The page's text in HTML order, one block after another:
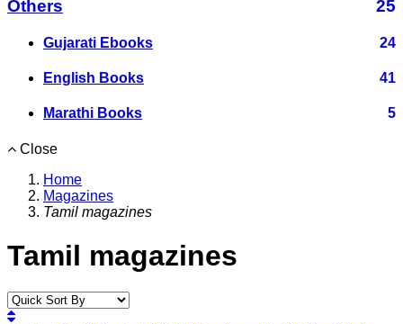
Others 25
Gujarati Ebooks 24
English Books 41
Marathi Books 5
Close
Home
Magazines
Tamil magazines
Tamil magazines